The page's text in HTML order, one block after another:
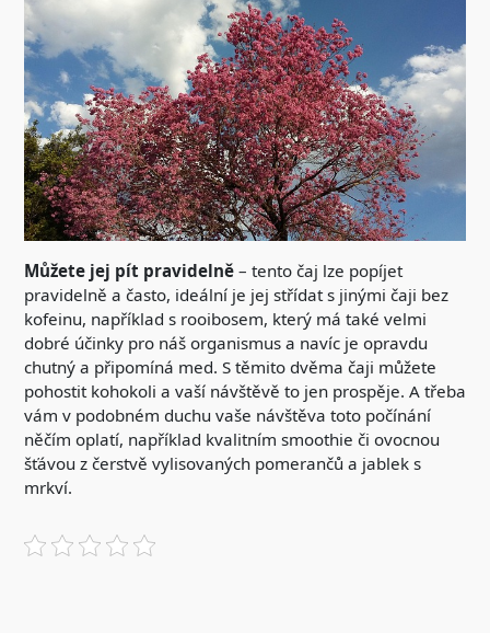
Můžete jej pít pravidelně – tento čaj lze popíjet
pravidelně a často, ideální je jej střídat s jinými čaji bez
kofeinu, například s rooibosem, který má také velmi
dobré účinky pro náš organismus a navíc je opravdu
chutný a připomíná med. S těmito dvěma čaji můžete
pohostit kohokoli a vaší návštěvě to jen prospěje. A třeba
vám v podobném duchu vaše návštěva toto počínání
něčím oplatí, například kvalitním smoothie či ovocnou
šťávou z čerstvě vylisovaných pomerančů a jablek s
mrkví.